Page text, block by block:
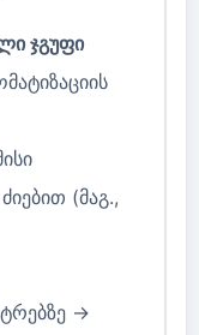
ჯგუფი
(მაგ.,
→